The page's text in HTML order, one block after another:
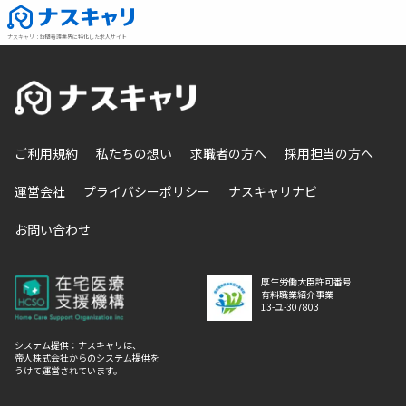
ナスキャリ ： 訪問看護業界に特化した求人サイト
ご利用規約 私たちの想い 求職者の方へ 採用担当の方へ
運営会社 プライバシーポリシー ナスキャリナビ
お問い合わせ
厚生労働大臣許可番号
有料職業紹介事業
13-ユ-307803
システム提供：ナスキャリは、
帝人株式会社からのシステム提供を
うけて運営されています。